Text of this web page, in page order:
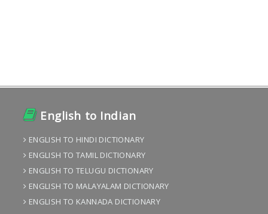
English to Indian
ENGLISH TO HINDI DICTIONARY
ENGLISH TO TAMIL DICTIONARY
ENGLISH TO TELUGU DICTIONARY
ENGLISH TO MALAYALAM DICTIONARY
ENGLISH TO KANNADA DICTIONARY